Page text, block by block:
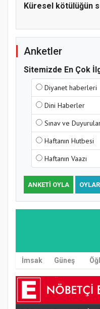
Küresel kötülüğün
Anketler
Sitemizde En Çok
Diyanet haberleri
Dini Haberler
Sınav ve
Haftanın Hutbesi
Haftanın Vaazı
ANKETI OYLA
İmsak Güneş